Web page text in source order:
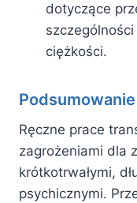
dotyczące
ciężkości.
Podsumowanie
Ręczne prace
zagrożeniami dla
krótkotrwałymi,
psychicznymi.